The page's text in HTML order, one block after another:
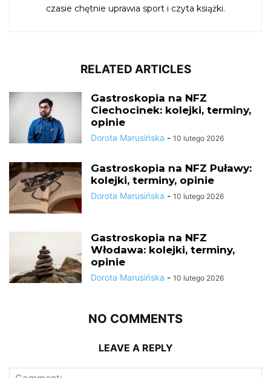
czasie chętnie uprawia sport i czyta książki.
RELATED ARTICLES
Gastroskopia na NFZ
Ciechocinek: kolejki, terminy,
opinie
Dorota Marusińska - 10 lutego 2026
Gastroskopia na NFZ Puławy:
kolejki, terminy, opinie
Dorota Marusińska - 10 lutego 2026
Gastroskopia na NFZ
Włodawa: kolejki, terminy,
opinie
Dorota Marusińska - 10 lutego 2026
NO COMMENTS
LEAVE A REPLY